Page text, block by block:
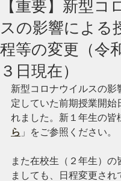
【重要】新型コ
スの影響による
程等の変更（令
３日現在）
新型コロナウイルスの影
定していた前期授業開始
れました。新１年生の皆
ら 」をご参照ください。
また在校生（２年生）の
ましても、日程変更され